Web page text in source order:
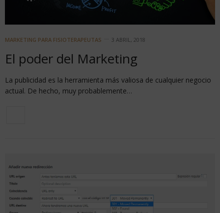
MARKETING PARA FISIOTERAPEUTAS 3 ABRIL, 2018
El poder del Marketing
La publicidad es la herramienta más valiosa de cualquier negocio
actual. De hecho, muy probablemente…